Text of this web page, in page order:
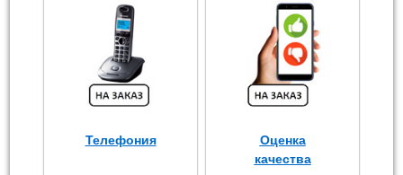
Телефония
Оценка
качества